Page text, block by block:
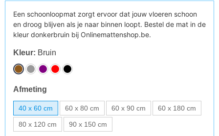
Een schoonloopmat zorgt ervoor dat jouw vloeren schoon
en droog blijven als je naar binnen loopt. Bestel de mat in de
kleur donkerbruin bij Onlinemattenshop.be.
Kleur: Bruin
Afmeting
40 x 60 cm 60 x 80 cm 60 x 90 cm 60 x 180 cm
80 x 120 cm 90 x 150 cm